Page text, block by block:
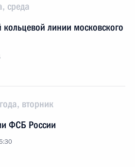
среда
линии московского
вторник
ФСБ России